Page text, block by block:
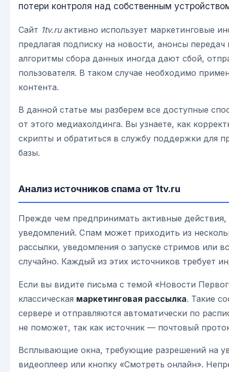
потери контроля над собственным
Сайт 1tv.ruактивно использует маркетинговые
предлагая подписку на новости, анонсы
алгоритмы сбора данных иногда дают сбой,
пользователя. В таком случае необходимо
контента.
В данной статье мы разберем все доступные
от этого медиахолдинга. Вы узнаете, как
скрипты и обратиться в службу поддержки для
базы.
Анализ источников спама от 1tv.ru
Прежде чем предпринимать активные
уведомлений. Спам может приходить из
рассылки, уведомления о запуске стримов или
случайно. Каждый из этих источников требует
Если вы видите письма с темой «Новости
классическая маркетинговая рассылка. Такие
сервере и отправляются автоматически по
не поможет, так как источник — почтовый
Всплывающие окна, требующие разрешений на
видеоплеер или кнопку «Смотреть онлайн».